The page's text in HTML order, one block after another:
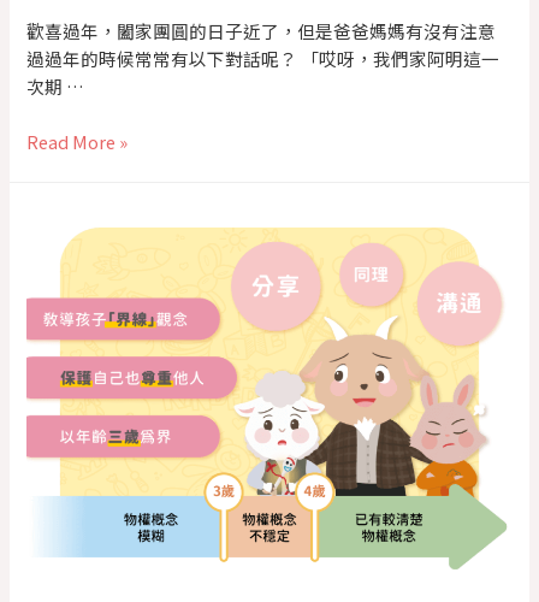
歡喜過年，闔家團圓的日子近了，但是爸爸媽媽有沒有注意
過過年的時候常常有以下對話呢？ 「哎呀，我們家阿明這一
次期 …
Read More »